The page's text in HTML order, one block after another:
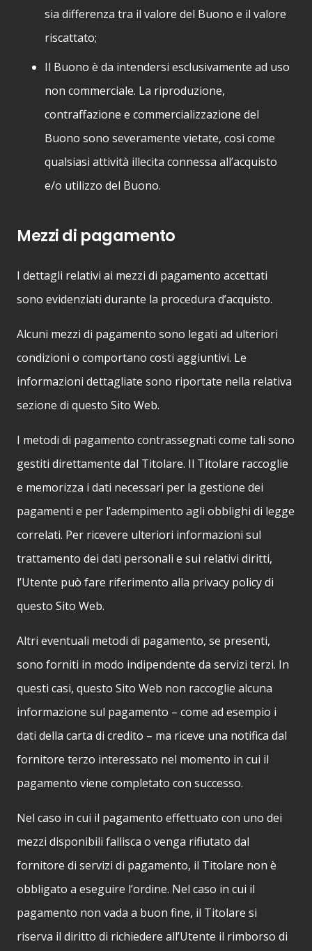
sia differenza tra il valore del Buono e il valore
riscattato;
Il Buono è da intendersi esclusivamente ad uso
non commerciale. La riproduzione,
contraffazione e commercializzazione del
Buono sono severamente vietate, così come
qualsiasi attività illecita connessa all’acquisto
e/o utilizzo del Buono.
Mezzi di pagamento
I dettagli relativi ai mezzi di pagamento accettati
sono evidenziati durante la procedura d’acquisto.
Alcuni mezzi di pagamento sono legati ad ulteriori
condizioni o comportano costi aggiuntivi. Le
informazioni dettagliate sono riportate nella relativa
sezione di questo Sito Web.
I metodi di pagamento contrassegnati come tali sono
gestiti direttamente dal Titolare. Il Titolare raccoglie
e memorizza i dati necessari per la gestione dei
pagamenti e per l’adempimento agli obblighi di legge
correlati. Per ricevere ulteriori informazioni sul
trattamento dei dati personali e sui relativi diritti,
l’Utente può fare riferimento alla privacy policy di
questo Sito Web.
Altri eventuali metodi di pagamento, se presenti,
sono forniti in modo indipendente da servizi terzi. In
questi casi, questo Sito Web non raccoglie alcuna
informazione sul pagamento – come ad esempio i
dati della carta di credito – ma riceve una notifica dal
fornitore terzo interessato nel momento in cui il
pagamento viene completato con successo.
Nel caso in cui il pagamento effettuato con uno dei
mezzi disponibili fallisca o venga rifiutato dal
fornitore di servizi di pagamento, il Titolare non è
obbligato a eseguire l’ordine. Nel caso in cui il
pagamento non vada a buon fine, il Titolare si
riserva il diritto di richiedere all’Utente il rimborso di